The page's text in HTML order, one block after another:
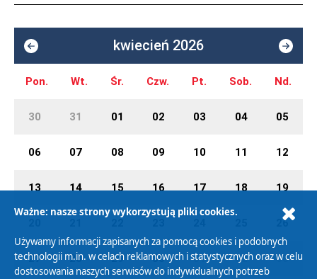
kwiecień 2026
Pon. Wt. Śr. Czw. Pt. Sob. Nd.
30 31 01 02 03 04 05
06 07 08 09 10 11 12
13 14 15 16 17 18 19
26
27 28 29 30 01 02 03
Ważne: nasze strony wykorzystują pliki cookies.
Używamy informacji zapisanych za pomocą cookies i podobnych
technologii m.in. w celach reklamowych i statystycznych oraz w celu
dostosowania naszych serwisów do indywidualnych potrzeb